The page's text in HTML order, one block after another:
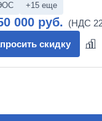
+15 еще
000 руб.
скидку